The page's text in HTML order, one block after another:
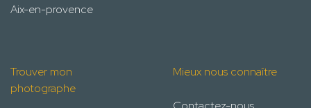
Aix-en-provence
Trouver mon
photographe
Mieux nous connaître